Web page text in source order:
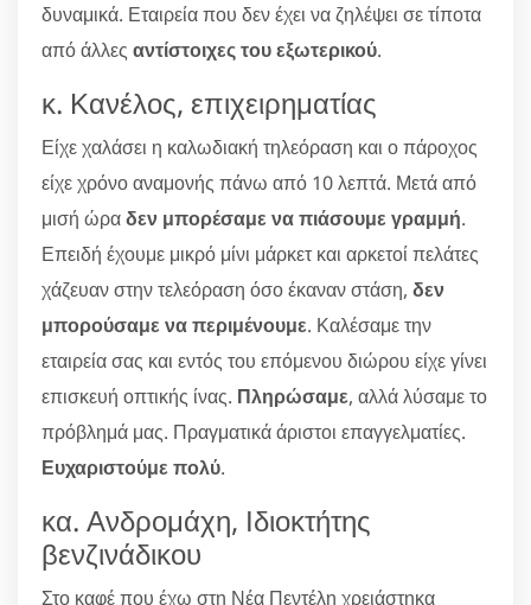
δυναμικά. Εταιρεία που δεν έχει να ζηλέψει σε τίποτα
από άλλες αντίστοιχες του εξωτερικού.
κ. Κανέλος, επιχειρηματίας
Είχε χαλάσει η καλωδιακή τηλεόραση και ο πάροχος
είχε χρόνο αναμονής πάνω από 10 λεπτά. Μετά από
μισή ώραδεν μπορέσαμε να πιάσουμε γραμμή.
Επειδή έχουμε μικρό μίνι μάρκετ και αρκετοί πελάτες
χάζευαν στην τελεόραση όσο έκαναν στάση, δεν
μπορούσαμε να περιμένουμε. Καλέσαμε την
εταιρεία σας και εντός του επόμενου διώρου είχε γίνει
επισκευή οπτικής ίνας. Πληρώσαμε, αλλά λύσαμε το
πρόβλημά μας. Πραγματικά άριστοι επαγγελματίες.
Ευχαριστούμε πολύ.
κα. Ανδρομάχη, Ιδιοκτήτης
βενζινάδικου
Στο καφέ που έχω στη Νέα Πεντέλη χρειάστηκα